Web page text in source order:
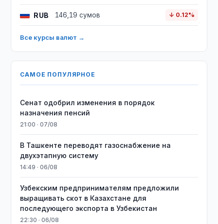
RUB 146,19 сумов ↓ 0.12%
Все курсы валют →
САМОЕ ПОПУЛЯРНОЕ
Сенат одобрил изменения в порядок
назначения пенсий
21:00 · 07/08
В Ташкенте переводят газоснабжение на
двухэтапную систему
14:49 · 06/08
Узбекским предпринимателям предложили
выращивать скот в Казахстане для
последующего экспорта в Узбекистан
22:30 · 06/08